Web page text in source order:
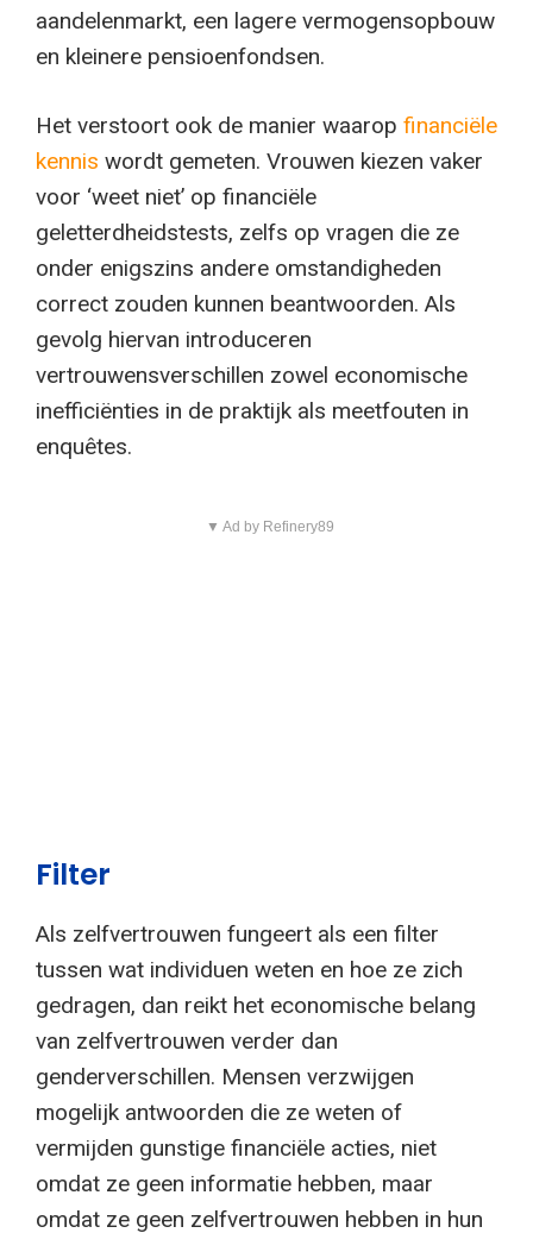
aandelenmarkt, een lagere vermogensopbouw
en kleinere pensioenfondsen.
Het verstoort ook de manier waarop financiële
kennis wordt gemeten. Vrouwen kiezen vaker
voor ‘weet niet’ op financiële
geletterdheidstests, zelfs op vragen die ze
onder enigszins andere omstandigheden
correct zouden kunnen beantwoorden. Als
gevolg hiervan introduceren
vertrouwensverschillen zowel economische
inefficiënties in de praktijk als meetfouten in
enquêtes.
▼ Ad by Refinery89
Filter
Als zelfvertrouwen fungeert als een filter
tussen wat individuen weten en hoe ze zich
gedragen, dan reikt het economische belang
van zelfvertrouwen verder dan
genderverschillen. Mensen verzwijgen
mogelijk antwoorden die ze weten of
vermijden gunstige financiële acties, niet
omdat ze geen informatie hebben, maar
omdat ze geen zelfvertrouwen hebben in hun